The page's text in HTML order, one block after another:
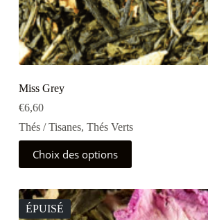
Miss Grey
€6,60
Thés / Tisanes, Thés Verts
Choix des options
Ce
produit
a
variations.
Les
ÉPUISÉ